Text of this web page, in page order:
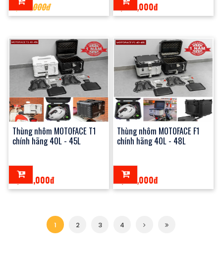
1,100,000đ
1,200,000đ
Thùng nhôm MOTOFACE T1
chính hãng 40L - 45L
3,700,000đ
Thùng nhôm MOTOFACE F1
chính hãng 40L - 48L
3,100,000đ
1 2 3 4